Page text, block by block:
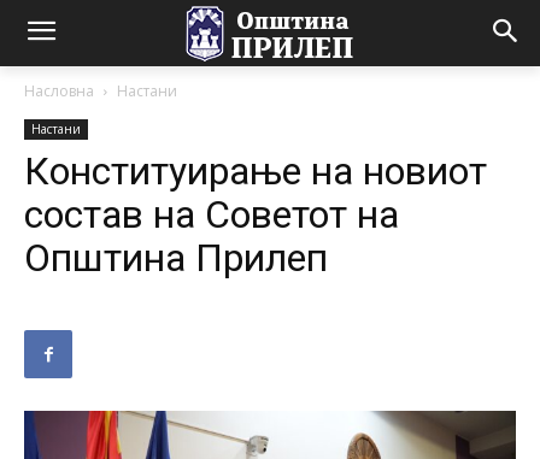
Насловна Настани
Настани
Конституирање на новиот
состав на Советот на
Општина Прилеп